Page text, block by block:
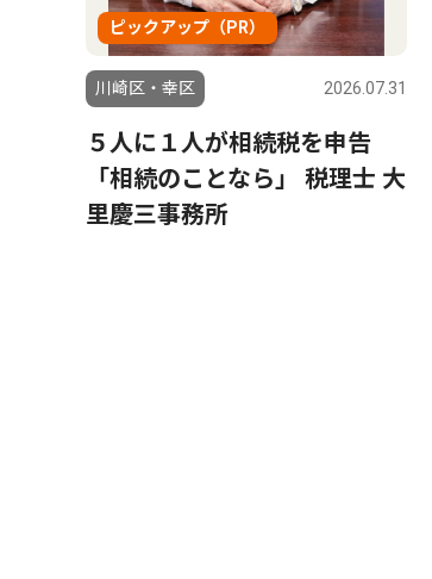
ピックアップ（PR）
川崎区・幸区 2026.07.31
５人に１人が相続税を申告
「相続のことなら」 税理士 大
里慶三事務所